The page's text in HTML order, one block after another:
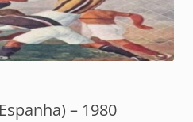
– 1980